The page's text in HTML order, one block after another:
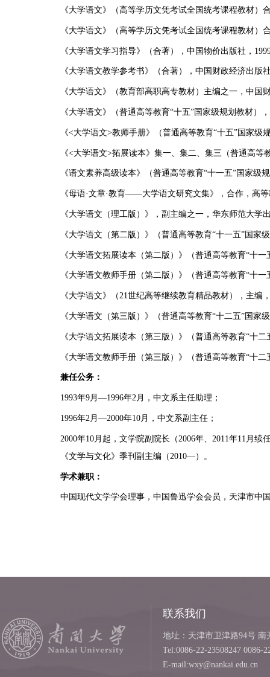
《大学语文》（高等学历文凭考试全国统考课程教材）
《大学语文》（高等学历文凭考试全国统考课程教材）
《大学语文学习指导》（合著），中国物价出版社，
《大学语文教学参考书》（合著），中国财政经济出版
《大学语文》（教育部高职高专教材）主编之一，中国
《大学语文》（普通高等教育“十五”国家级规划教材）
《<大学语文>教师手册》（普通高等教育“十五”国家级
《<大学语文>拓展读本》集一、集二、集三（普通高等
《语文素养高级读本》（普通高等教育“十一五”国家级
《母语·文章·教育——大学语文研究文集》，合作，高等
《大学语文（理工版）》，副主编之一，华东师范大学
《大学语文（第二版）》（普通高等教育“十一五”国
《大学语文拓展读本（第二版）》（普通高等教育“十
《大学语文教师手册（第二版）》（普通高等教育“十
《大学语文》（21世纪高等继续教育精品教材），主编
《大学语文（第三版）》（普通高等教育“十二五”国家
《大学语文拓展读本（第三版）》（普通高等教育“十
《大学语文教师手册（第三版）》（普通高等教育“十
兼任公务：
1993年9月—1996年2月，中文系主任助理；
1996年2月—2000年10月，中文系副主任；
2000年10 月起，文学院副院长（ 2006年、 2011 年11 月续
《文学与文化》季刊副主编（ 2010—）。
学术兼职：
中国现代文学学会理事，中国鲁迅学会会员，天津市中
联系我们
地址：天津市卫津路94号 南
Tel:0086-22-23508247 0086-
E-mail:wxy@nankai.edu.cn